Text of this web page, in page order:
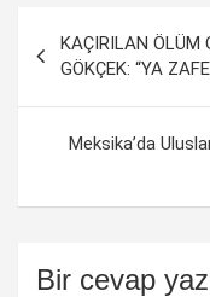
dolaşımı
KAÇIRILAN ÖLÜM
GÖKÇEK: “YA
Meksika’da
Bir cevap